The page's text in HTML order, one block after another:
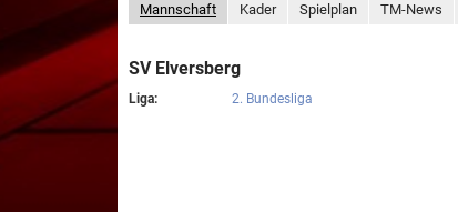
Mannschaft Kader Spielplan TM-News
SV Elversberg
Liga: 2. Bundesliga